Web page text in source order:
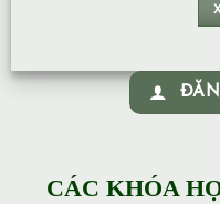
CÁC KHÓA